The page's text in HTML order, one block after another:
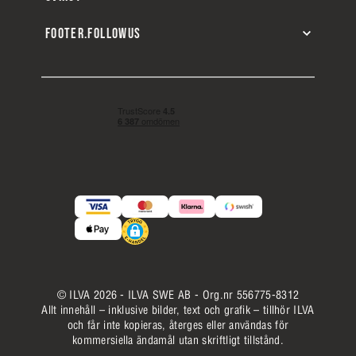
FOOTER.FOLLOWUS
© ILVA 2026 - ILVA SWE AB - Org.nr 556775-8312
Allt innehåll – inklusive bilder, text och grafik – tillhör ILVA
och får inte kopieras, återges eller användas för
kommersiella ändamål utan skriftligt tillstånd.